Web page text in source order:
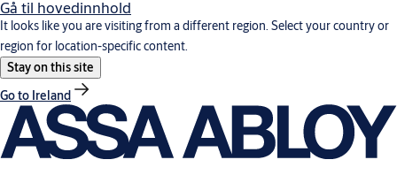
Gå til hovedinnhold
It looks like you are visiting from a different region. Select your country or
region for location-specific content.
Stay on this site
Go to Ireland